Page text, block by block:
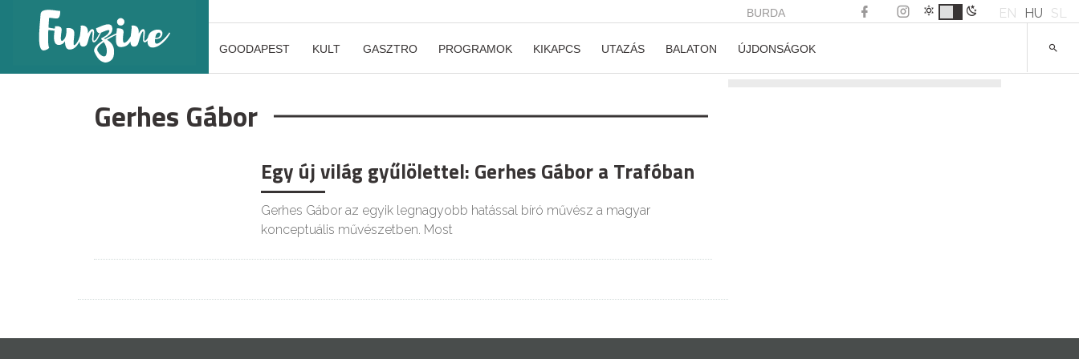
BURDA EN HU SL
GOODAPEST KULT GASZTRO PROGRAMOK KIKAPCS UTAZÁS BALATON ÚJDONSÁGOK
Gerhes Gábor
Egy új világ gyűlölettel: Gerhes Gábor a Trafóban
Gerhes Gábor az egyik legnagyobb hatással bíró művész a magyar
konceptuális művészetben. Most